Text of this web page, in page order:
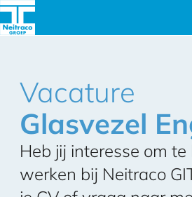
GIT
& Machinefabriek
Vacature
Glasvezel
Heb jij interesse om te
werken bij Neitraco